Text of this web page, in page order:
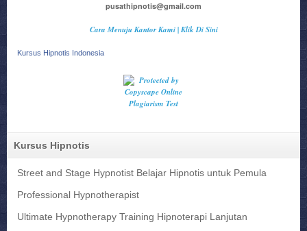
pusathipnotis@gmail.com
Cara Menuju Kantor Kami | Klik Di Sini
Kursus Hipnotis Indonesia
Kursus Hipnotis
Street and Stage Hypnotist Belajar Hipnotis untuk Pemula
Professional Hypnotherapist
Ultimate Hypnotherapy Training Hipnoterapi Lanjutan